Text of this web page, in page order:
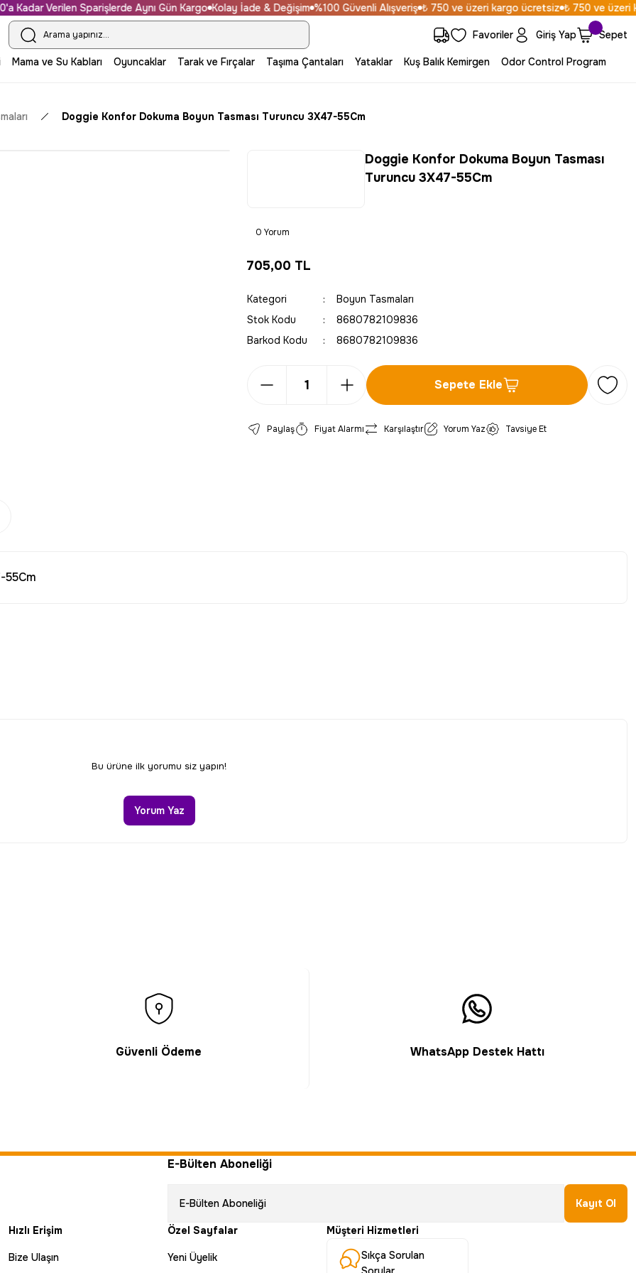
Verilen Sparişlerde Aynı Gün Kargo Kolay İade & Değişim %100 Güvenli Alışveriş ₺ 750 ve üzeri kargo ücretsiz ₺ 750 ve üzeri
Favoriler Giriş Yap Sepet
Mama ve Su Kabları Oyuncaklar Tarak ve Fırçalar Taşıma Çantaları Yataklar Kuş Balık Kemirgen Odor Control Program
Doggie Konfor Dokuma Boyun Tasması Turuncu 3X47-55Cm
Doggie Konfor Dokuma Boyun Tasması
Turuncu 3X47-55Cm
0 Yorum
705,00 TL
Kategori
Boyun Tasmaları
Stok Kodu
8680782109836
Barkod Kodu
8680782109836
Sepete Ekle
Paylaş Fiyat Alarmı Karşılaştır Yorum Yaz Tavsiye Et
55Cm
Bu ürüne ilk yorumu siz yapın!
Yorum Yaz
Güvenli Ödeme WhatsApp Destek Hattı
E-Bülten Aboneliği
Kayıt Ol
Hızlı Erişim
Bize Ulaşın
Özel Sayfalar
Yeni Üyelik
Müşteri Hizmetleri
Sıkça Sorulan